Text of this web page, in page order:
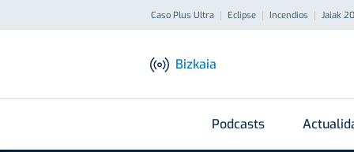
Caso Plus Ultra Eclipse Incendios Jaiak
Bizkaia
Podcasts